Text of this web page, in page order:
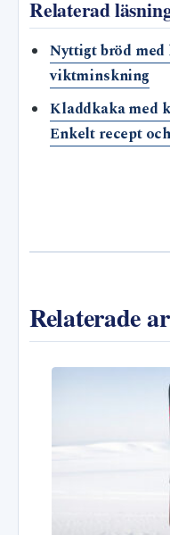
Relaterad
Nyttigt bröd med
viktminskning
Kladdkaka med
Enkelt recept
Relaterade